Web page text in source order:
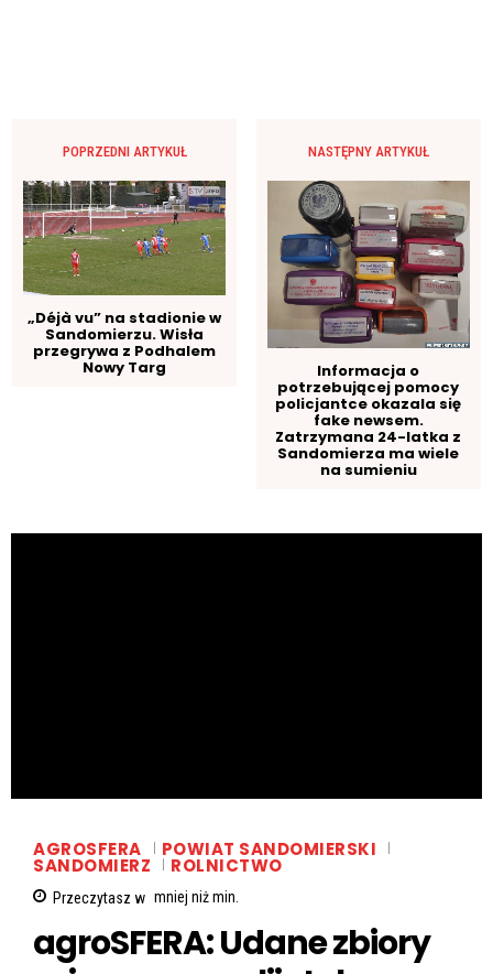
POPRZEDNI ARTYKUŁ
„Déjà vu” na stadionie w
Sandomierzu. Wisła
przegrywa z Podhalem
Nowy Targ
NASTĘPNY ARTYKUŁ
Informacja o
potrzebującej pomocy
policjantce okazala się
fake newsem.
Zatrzymana 24-latka z
Sandomierza ma wiele
na sumieniu